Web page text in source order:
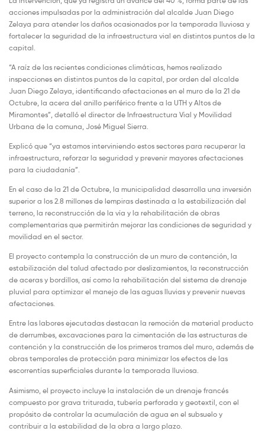
acciones impulsadas por la administración del alcalde Juan Diego
Zelaya para atender los daños ocasionados por la temporada lluviosa y
fortalecer la seguridad de la infraestructura vial en distintos puntos de la
capital.
“A raíz de las recientes condiciones climáticas, hemos realizado
inspecciones en distintos puntos de la capital, por orden del alcalde
Juan Diego Zelaya, identificando afectaciones en el muro de la 21 de
Octubre, la acera del anillo periférico frente a la UTH y Altos de
Miramontes”, detalló el director de Infraestructura Vial y Movilidad
Urbana de la comuna, José Miguel Sierra.
Explicó que “ya estamos interviniendo estos sectores para recuperar la
infraestructura, reforzar la seguridad y prevenir mayores afectaciones
para la ciudadanía”.
En el caso de la 21 de Octubre, la municipalidad desarrolla una inversión
superior a los 2.8 millones de lempiras destinada a la estabilización del
terreno, la reconstrucción de la vía y la rehabilitación de obras
complementarias que permitirán mejorar las condiciones de seguridad y
movilidad en el sector.
El proyecto contempla la construcción de un muro de contención, la
estabilización del talud afectado por deslizamientos, la reconstrucción
de aceras y bordillos, así como la rehabilitación del sistema de drenaje
pluvial para optimizar el manejo de las aguas lluvias y prevenir nuevas
afectaciones.
Entre las labores ejecutadas destacan la remoción de material producto
de derrumbes, excavaciones para la cimentación de las estructuras de
contención y la construcción de los primeros tramos del muro, además de
obras temporales de protección para minimizar los efectos de las
escorrentías superficiales durante la temporada lluviosa.
Asimismo, el proyecto incluye la instalación de un drenaje francés
compuesto por grava triturada, tubería perforada y geotextil, con el
propósito de controlar la acumulación de agua en el subsuelo y
contribuir a la estabilidad de la obra a largo plazo.